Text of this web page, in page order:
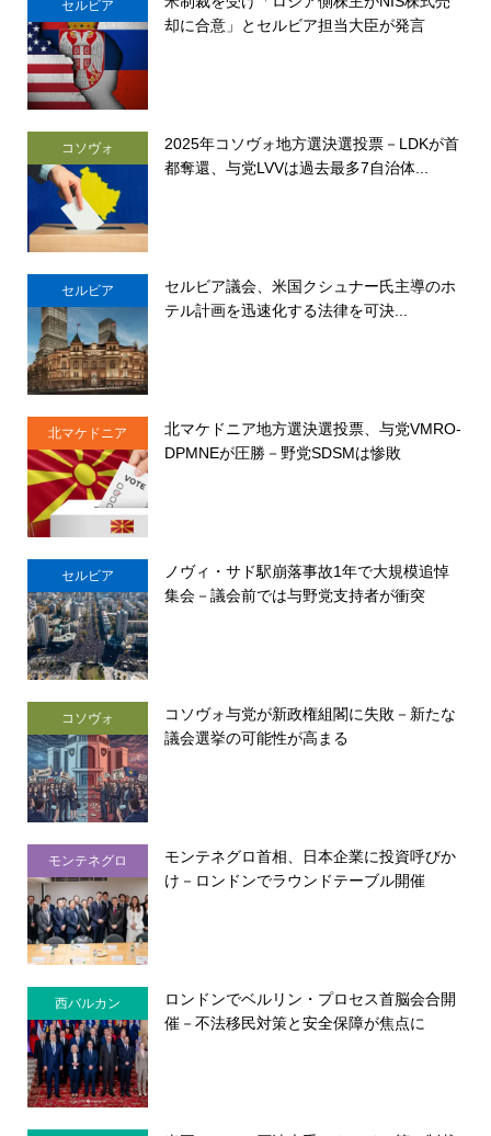
セルビア
却に合意」とセルビア担当大臣が発言
コソヴォ
2025年コソヴォ地方選決選投票－LDKが首
都奪還、与党LVVは過去最多7自治体...
セルビア
セルビア議会、米国クシュナー氏主導のホ
テル計画を迅速化する法律を可決...
北マケドニア
北マケドニア地方選決選投票、与党VMRO-
DPMNEが圧勝－野党SDSMは惨敗
セルビア
ノヴィ・サド駅崩落事故1年で大規模追悼
集会－議会前では与野党支持者が衝突
コソヴォ
コソヴォ与党が新政権組閣に失敗－新たな
議会選挙の可能性が高まる
モンテネグロ
モンテネグロ首相、日本企業に投資呼びか
け－ロンドンでラウンドテーブル開催
西バルカン
ロンドンでベルリン・プロセス首脳会合開
催－不法移民対策と安全保障が焦点に